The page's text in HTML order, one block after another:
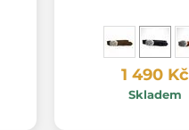
1 490 Kč
Skladem